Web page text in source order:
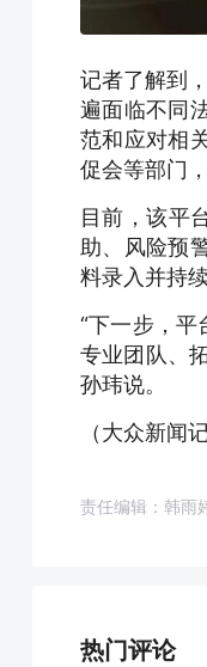
记者了解到
遍面临不同
范和应对相
促会等部门
目前，该平
助、风险预
料录入并持
“下一步，
专业团队、
孙玮说。
（大众新闻
责任编辑：韩雨
热门评论